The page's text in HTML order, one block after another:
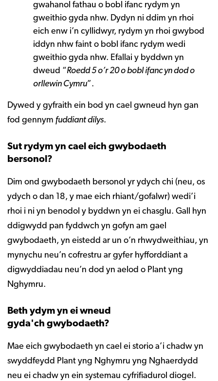
gwahanol fathau o bobl ifanc rydym yn
gweithio gyda nhw. Dydyn ni ddim yn rhoi
eich enw i’n cyllidwyr, rydym yn rhoi gwybod
iddyn nhw faint o bobl ifanc rydym wedi
gweithio gyda nhw. Efallai y byddwn yn
dweud “Roedd 5 o’r 20 o bobl ifanc yn dod o
orllewin Cymru”.
Dywed y gyfraith ein bod yn cael gwneud hyn gan
fod gennym fuddiant dilys.
Sut rydym yn cael eich gwybodaeth
bersonol?
Dim ond gwybodaeth bersonol yr ydych chi (neu, os
ydych o dan 18, y mae eich rhiant/gofalwr) wedi’i
rhoi i ni yn benodol y byddwn yn ei chasglu. Gall hyn
ddigwydd pan fyddwch yn gofyn am gael
gwybodaeth, yn eistedd ar un o’n rhwydweithiau, yn
mynychu neu’n cofrestru ar gyfer hyfforddiant a
digwyddiadau neu’n dod yn aelod o Plant yng
Nghymru.
Beth ydym yn ei wneud
gyda'ch gwybodaeth?
Mae eich gwybodaeth yn cael ei storio a’i chadw yn
swyddfeydd Plant yng Nghymru yng Nghaerdydd
neu ei chadw yn ein systemau cyfrifiadurol diogel.